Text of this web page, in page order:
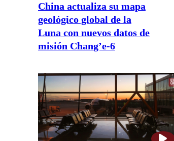
China actualiza su mapa
geológico global de la
Luna con nuevos datos de
misión Chang’e-6